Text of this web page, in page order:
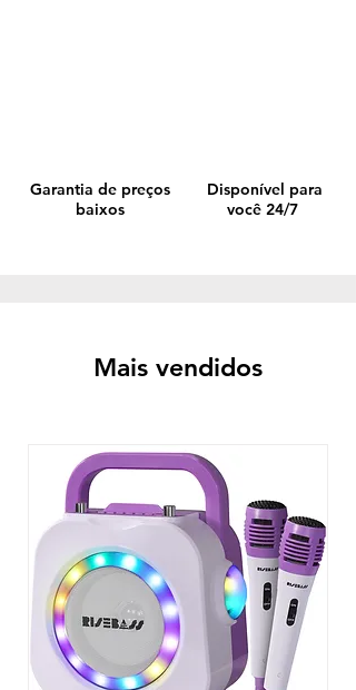
Garantia de preços
baixos
Disponível para
você 24/7
Mais vendidos